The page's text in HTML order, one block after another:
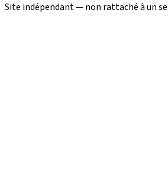
Site indépendant — non rattaché à un